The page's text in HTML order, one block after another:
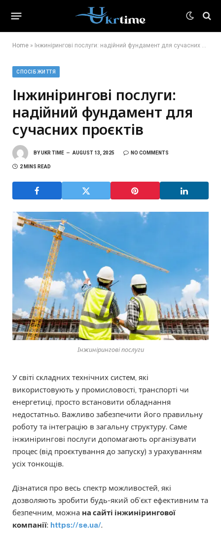
Home » Інжинірингові послуги: надійний фундамент для сучасних проєктів
СПОСІБ ЖИТТЯ
Інжинірингові послуги:
надійний фундамент для
сучасних проєктів
BYUKR TIME AUGUST 13, 2025 NO COMMENTS
2 MINS READ
Інжинірингові послуги
У світі складних технічних систем, які
використовують у промисловості, транспорті чи
енергетиці, просто встановити обладнання
недостатньо. Важливо забезпечити його правильну
роботу та інтеграцію в загальну структуру. Саме
інжинірингові послуги допомагають організувати
процес (від проєктування до запуску) з урахуванням
усіх тонкощів.
Дізнатися про весь спектр можливостей, які
дозволяють зробити будь-який об’єкт ефективним та
безпечним, можна на сайті інжинірингової
компанії: https://se.ua/.